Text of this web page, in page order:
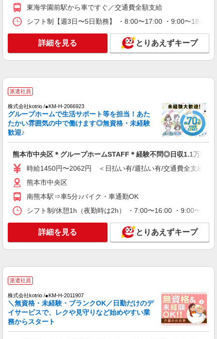
株式会社kotrio /●KM-H-2019343
STAFF★資格や経験を活かす
時給1250円〜 ＜資格や経験に応じて決定/交
通費全支給(ガソリン代含む)＞
キープ 詳細を見る
（株）ウィルオブ・ワークCW 熊本支店/ms430101
小規模老人ホームstaff
時給1400円 ◆前払い・日払い・週払いOK
キープ 詳細を見る
アルバイト
日研トータルソーシング株式会社 メディカルケア事業部/熊本オフィ
ス【看護助手】
看護助手（ナースエイド）
時給1,300円 ★週払いOK（規定あり） ※給与
幅は経験・能力による
派遣社員
株式会社kotrio /●KM-H-2092715
＜黒髪町駅＞障がい児童施設の新規STAFF★
東海学園前駅から車ですぐ／交通費全額支給
シフト制【週3日〜5日勤務】 ・8:00〜17:00 ・9:00〜18:00
詳細を見る とりあえずキープ
派遣社員
株式会社kotrio /●KM-H-2066923
グループホームで生活サポート等を担当！あた
たかい雰囲気の中で働けます◎無資格・未経験
歓迎♪
熊本市中央区＊グループホームSTAFF＊経験不問◎日収1.1万円も
時給1450円〜2062円 ＜日払い有/週払い有/交通費全支給(ガ
熊本市中央区
南熊本駅⇒車5分♪バイク・車通勤OK
シフト制/休憩1h（夜勤時は2h） ・7:00〜16:00 ・9:00〜
詳細を見る とりあえずキープ
派遣社員
株式会社kotrio /●KM-H-2011907
＼無資格・未経験・ブランクOK／日勤だけのデ
イサービスで、レクや見守りなど始めやすい業
務からスタート